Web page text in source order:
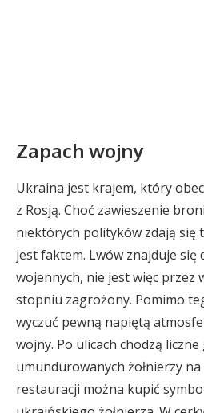
Zapach wojny
Ukraina jest krajem, który
z Rosją. Choć zawieszenie
niektórych polityków zdają się
jest faktem. Lwów znajduje się
wojennych, nie jest więc przez
stopniu zagrożony. Pomimo
wyczuć pewną napiętą
wojny. Po ulicach chodzą
umundurowanych żołnierzy
restauracji można kupić